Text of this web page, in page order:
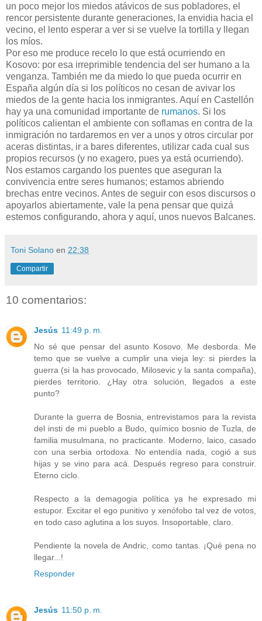
un poco mejor los miedos atávicos de sus pobladores, el
rencor persistente durante generaciones, la envidia hacia el
vecino, el lento esperar a ver si se vuelve la tortilla y llegan
los míos.
Por eso me produce recelo lo que está ocurriendo en
Kosovo: por esa irreprimible tendencia del ser humano a la
venganza. También me da miedo lo que pueda ocurrir en
España algún día si los políticos no cesan de avivar los
miedos de la gente hacia los inmigrantes. Aquí en Castellón
hay ya una comunidad importante de rumanos. Si los
políticos calientan el ambiente con soflamas en contra de la
inmigración no tardaremos en ver a unos y otros circular por
aceras distintas, ir a bares diferentes, utilizar cada cual sus
propios recursos (y no exagero, pues ya está ocurriendo).
Nos estamos cargando los puentes que aseguran la
convivencia entre seres humanos; estamos abriendo
brechas entre vecinos. Antes de seguir con esos discursos o
apoyarlos abiertamente, vale la pena pensar que quizá
estemos configurando, ahora y aquí, unos nuevos Balcanes.
Toni Solano en 22:38
Compartir
10 comentarios:
Jesús 11:49 p. m.
No sé que pensar del asunto Kosovo. Me desborda. Me
temo que se vuelve a cumplir una vieja ley: si pierdes la
guerra (si la has provocado, Milosevic y la santa compaña),
pierdes territorio. ¿Hay otra solución, llegados a este
punto?
Durante la guerra de Bosnia, entrevistamos para la revista
del insti de mi pueblo a Budo, químico bosnio de Tuzla, de
familia musulmana, no practicante. Moderno, laico, casado
con una serbia ortodoxa. No entendía nada, cogió a sus
hijas y se vino para acá. Después regreso para construir.
Eterno ciclo.
Respecto a la demagogia política ya he expresado mi
estupor. Excitar el ego punitivo y xenófobo tal vez de votos,
en todo caso aglutina a los suyos. Insoportable, claro.
Pendiente la novela de Andric, como tantas. ¡Qué pena no
llegar...!
Responder
Jesús 11:50 p. m.